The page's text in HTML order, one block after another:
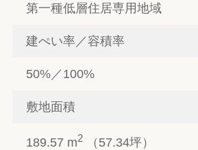
第一種低層住居専用地域
建ぺい率／容積率
50%／100%
敷地面積
189.57 m2（57.34坪）